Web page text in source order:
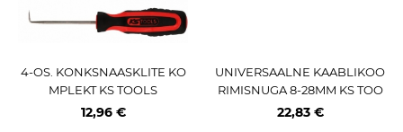
4-OS. KONKSNAASKLITE KO
MPLEKT KS TOOLS
12,96 €
UNIVERSAALNE KAABLIKOO
RIMISNUGA 8-28MM KS TOO
LS
22,83 €